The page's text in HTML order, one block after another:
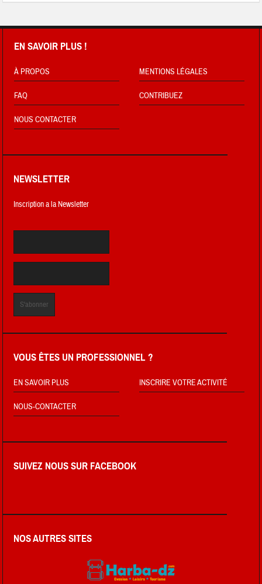
EN SAVOIR PLUS !
À PROPOS MENTIONS LÉGALES
FAQ CONTRIBUEZ
NOUS CONTACTER
NEWSLETTER
Inscription a la Newsletter
VOUS ÊTES UN PROFESSIONNEL ?
EN SAVOIR PLUS INSCRIRE VOTRE ACTIVITÉ
NOUS-CONTACTER
SUIVEZ NOUS SUR FACEBOOK
NOS AUTRES SITES